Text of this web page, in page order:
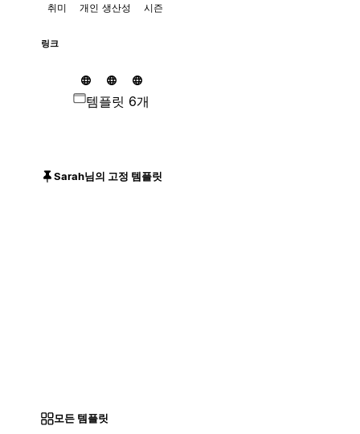
취미 개인 생산성 시즌
링크
템플릿 6개
Sarah님의 고정 템플릿
모든 템플릿